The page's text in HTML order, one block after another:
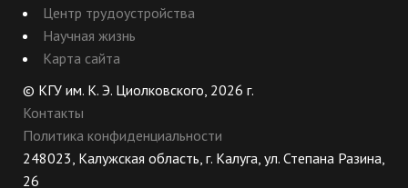
Центр трудоустройства
Научная жизнь
Карта сайта
© КГУ им. К. Э. Циолковского, 2026 г.
Контакты
Политика конфиденциальности
248023, Калужская область, г. Калуга, ул. Степана Разина,
26